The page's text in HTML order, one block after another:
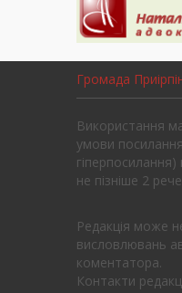
Громада
Використання
умови
не пізніше 2
Редакція може
висловлювань
коментатора.
Контакти